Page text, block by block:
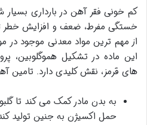
کم خونی فقر آهن در بارداری
خستگی مفرط، ضعف و افزایش خطر
از مهم ترین مواد معدنی موجود در
این ماده در تشکیل هموگلوبین،
های قرمز، نقش کلیدی دارد. تامین
به بدن مادر کمک می کند تا
حمل اکسیژن به جنین تولید